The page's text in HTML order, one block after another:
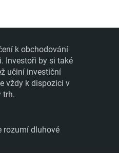
k obchodování
Investoři by si také
učiní investiční
vždy k dispozici v
trh.
rozumí dluhové